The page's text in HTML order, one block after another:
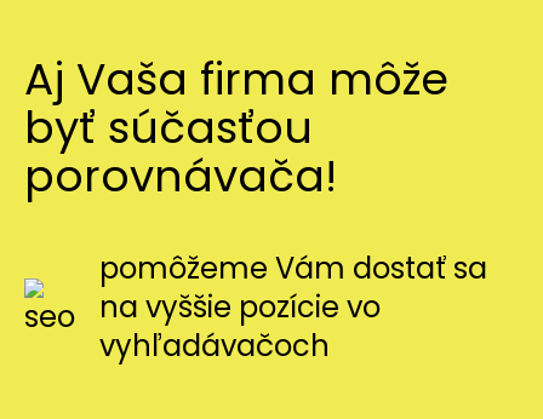
Aj Vaša firma môže
byť súčasťou
porovnávača!
pomôžeme Vám dostať sa
na vyššie pozície vo
vyhľadávačoch